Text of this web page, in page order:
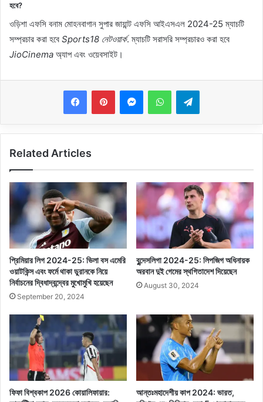
হবে?
ওড়িশা এফসি বনাম মোহনবাগান সুপার জায়ান্ট এফসি আইএসএল 2024-25 ম্যাচটি
সম্প্রচার করা হবে Sports18 নেটওয়ার্ক. ম্যাচটি সরাসরি সম্প্রচারও করা হবে
JioCinema অ্যাপ এবং ওয়েবসাইট।
MessengerWhatsAppTelegram
Related Articles
প্রিমিয়ার লিগ 2024-25: ভিলা বস এমেরি
ওয়াটকিন্স এবং ফর্মে থাকা ডুরানকে নিয়ে
নির্বাচনের দ্বিধাদ্বন্দ্বের মুখোমুখি হয়েছেন
September 20, 2024
বুন্দেসলিগা 2024-25: লিপজিগ অধিনায়ক
অরবান দুই গেমের স্থগিতাদেশ দিয়েছেন
August 30, 2024
ফিফা বিশ্বকাপ 2026 কোয়ালিফায়ার:
আন্তঃমহাদেশীয় কাপ 2024: ভারত,